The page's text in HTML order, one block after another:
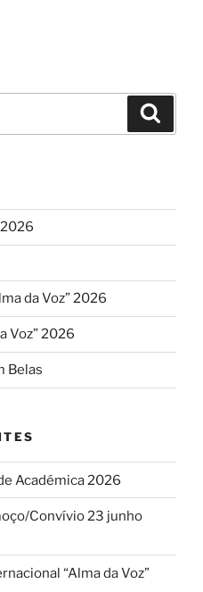
da Voz” 2026
Voz” 2026
Belas
Académica 2026
Convívio 23 junho
“Alma da Voz”